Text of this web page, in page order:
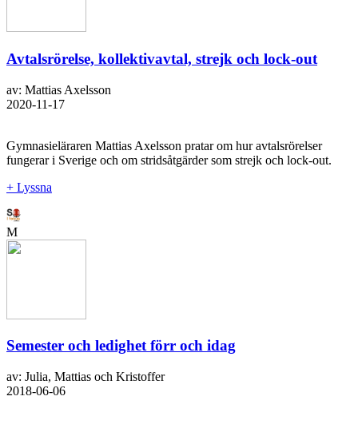
Avtalsrörelse, kollektivavtal, strejk och lock-out
av: Mattias Axelsson
2020-11-17
Gymnasieläraren Mattias Axelsson pratar om hur avtalsrörelser
fungerar i Sverige och om stridsåtgärder som strejk och lock-out.
+ Lyssna
M
Semester och ledighet förr och idag
av: Julia, Mattias och Kristoffer
2018-06-06